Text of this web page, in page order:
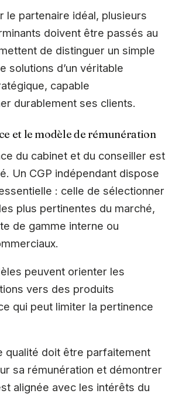
le partenaire idéal, plusieurs
doivent être passés au
de distinguer un simple
solutions d’un véritable
capable
durablement ses clients.
et le modèle de rémunération
du cabinet et du conseiller est
Un CGP indépendant dispose
: celle de sélectionner
plus pertinentes du marché,
de gamme interne ou
peuvent orienter les
vers des produits
qui peut limiter la pertinence
qualité doit être parfaitement
sa rémunération et démontrer
alignée avec les intérêts du